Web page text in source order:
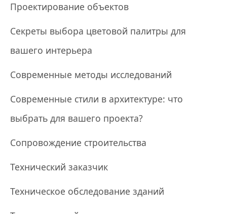
Проектирование объектов
Секреты выбора цветовой палитры для
вашего интерьера
Современные методы исследований
Современные стили в архитектуре: что
выбрать для вашего проекта?
Сопровождение строительства
Технический заказчик
Техническое обследование зданий